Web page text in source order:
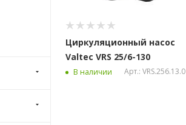
Циркуляционный насос
Valtec VRS 25/6-130
В наличии Арт.: VRS.256.13.0